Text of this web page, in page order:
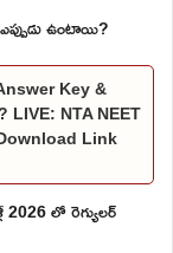
ఉంటాయి?
Key &
LIVE: NTA NEET
Link
2026 లో రెగ్యులర్